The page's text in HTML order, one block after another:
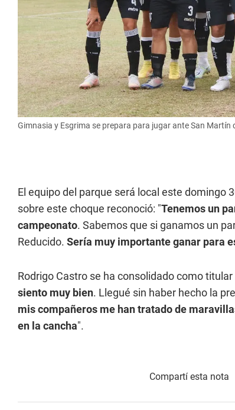
Gimnasia y Esgrima se prepara para jugar ante San Martín
El equipo del parque será local este domingo
sobre este choque reconoció: "Tenemos un
campeonato. Sabemos que si ganamos un
Reducido. Sería muy importante ganar para
Rodrigo Castro se ha consolidado como
siento muy bien. Llegué sin haber hecho la
mis compañeros me han tratado de
en la cancha".